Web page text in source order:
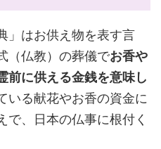
」はお供え物を表す言
（仏教）の葬儀でお香や
前に供える金銭を意味し
いる献花やお香の資金に
で、日本の仏事に根付く